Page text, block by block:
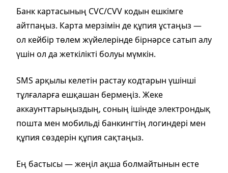
Банк картасының CVC/CVV кодын ешкімге
айтпаңыз. Карта мерзімін де құпия ұстаңыз —
ол кейбір төлем жүйелерінде бірнәрсе сатып алу
үшін ол да жеткілікті болуы мүмкін.
SMS арқылы келетін растау кодтарын үшінші
тұлғаларға ешқашан бермеңіз. Жеке
аккаунттарыңыздың, соның ішінде электрондық
пошта мен мобильді банкингтің логиндері мен
құпия сөздерін құпия сақтаңыз.
Ең бастысы — жеңіл ақша болмайтынын есте